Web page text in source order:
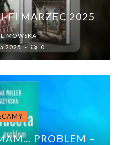
FI MARZEC 2025
2025
0
PROBLEM –